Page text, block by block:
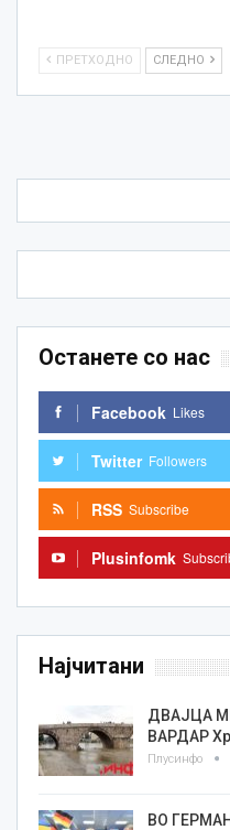
ПРЕТХОДНО СЛЕДНО
Останете со нас
Facebook Likes
Twitter Followers
RSS Subscribe
Plusinfomk
Најчитани
ДВАЈЦА
ВАРДАР
Плусинфо
ВО